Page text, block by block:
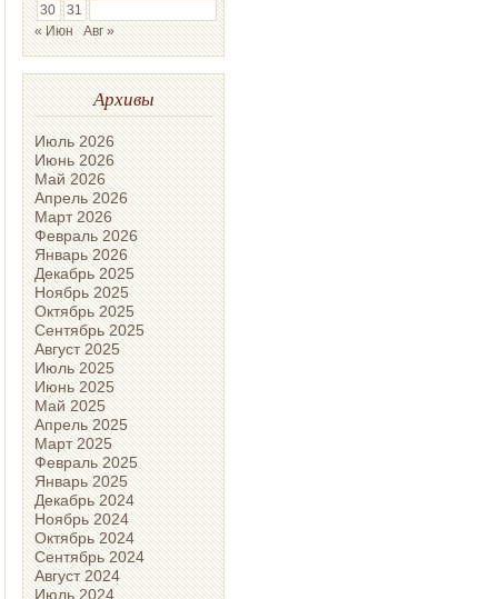
30
31
« Июн
Авг »
Архивы
Июль 2026
Июнь 2026
Май 2026
Апрель 2026
Март 2026
Февраль 2026
Январь 2026
Декабрь 2025
Ноябрь 2025
Октябрь 2025
Сентябрь 2025
Август 2025
Июль 2025
Июнь 2025
Май 2025
Апрель 2025
Март 2025
Февраль 2025
Январь 2025
Декабрь 2024
Ноябрь 2024
Октябрь 2024
Сентябрь 2024
Август 2024
Июль 2024